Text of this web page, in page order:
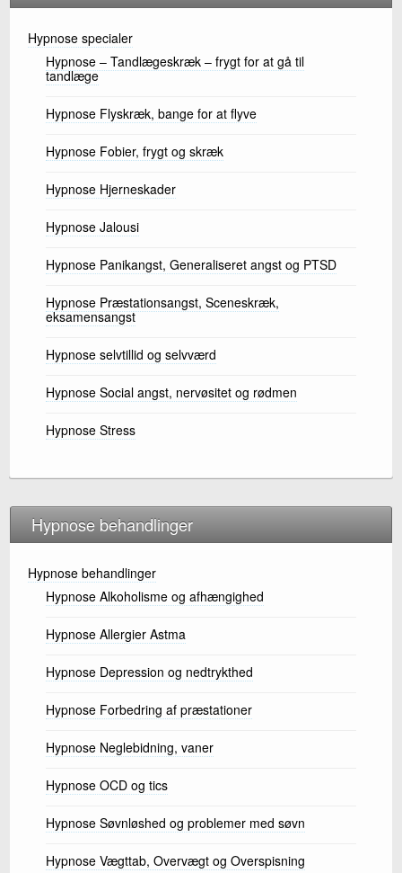
k
Hypnose specialer
Hypnose – Tandlægeskræk – frygt for at gå til
tandlæge
Hypnose Flyskræk, bange for at flyve
Hypnose Fobier, frygt og skræk
Hypnose Hjerneskader
Hypnose Jalousi
Hypnose Panikangst, Generaliseret angst og PTSD
Hypnose Præstationsangst, Sceneskræk,
eksamensangst
Hypnose selvtillid og selvværd
Hypnose Social angst, nervøsitet og rødmen
Hypnose Stress
Hypnose behandlinger
Hypnose behandlinger
Hypnose Alkoholisme og afhængighed
Hypnose Allergier Astma
Hypnose Depression og nedtrykthed
Hypnose Forbedring af præstationer
Hypnose Neglebidning, vaner
Hypnose OCD og tics
Hypnose Søvnløshed og problemer med søvn
Hypnose Vægttab, Overvægt og Overspisning